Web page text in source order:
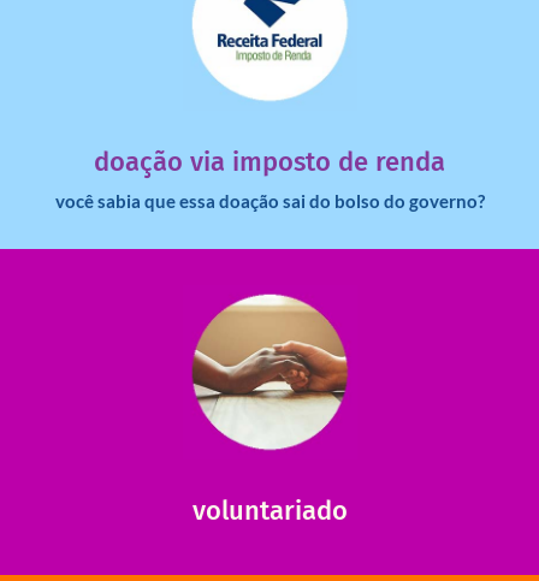
doação via imposto de renda
você sabia que essa doação sai do bolso do governo?
dinheiro deixa de ir para o governo?
saiba mais
voluntariado
ajudar com certos assuntos. Entre em contato conosco e
saiba como nos ajudar.
saiba mais